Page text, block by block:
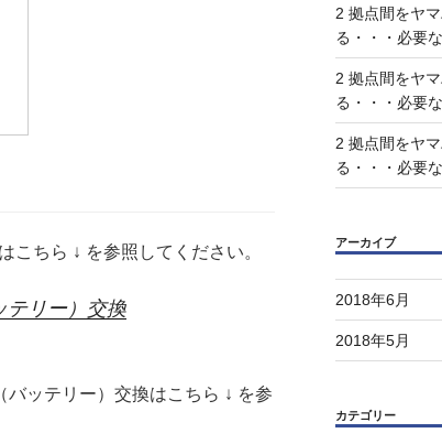
こちら ↓ を参照してください。
テリー）交換
ッテリー）交換はこちら ↓ を参
2 拠点間をヤ
る・・・必要
2 拠点間をヤ
る・・・必要
2 拠点間をヤ
る・・・必要
アーカイブ
2018年6月
2018年5月
カテゴリー